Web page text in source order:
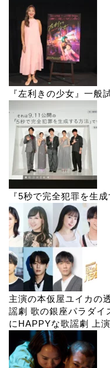
『左利きの少女』一般
『5秒で完全犯罪を生
主演の本仮屋ユイカの
謡劇 歌の銀座パラダイ
にHAPPYな歌謡劇 上演